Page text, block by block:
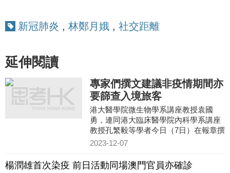
新冠肺炎 , 林鄭月娥 , 社交距離
延伸閱讀
專家們撰文建議非疫情期間亦
要篩查入境旅客
港大醫學院微生物學系講座教授袁國
勇，連同港大臨床醫學院內科學系講座
教授孔繁毅等學者今日（7日）在報章撰
文，就香港未來應對疫情提出建議，指
2023-12-07
楊潤雄首次染疫 前日活動同場澳門官員亦確診